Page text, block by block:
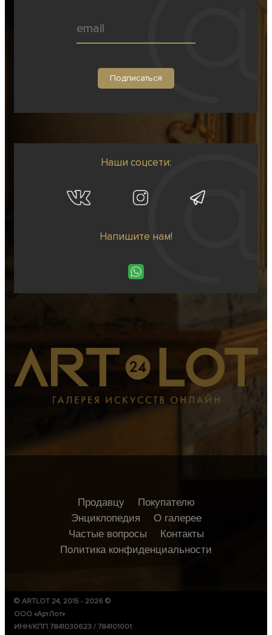
Наши соцсети:
Напишите нам!
Продавцу
Покупателю
Энциклопедия
О галерее
Частые вопросы
Контакты
Политика конфиденциальности
© ARTLOT 24, 2015 - 2026 ©
ООО «АртЛот»
ИНН/КПП 7841030623 / 784101001